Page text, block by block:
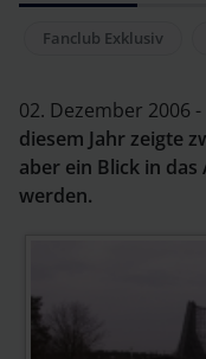
Fanclub Exklusiv
02. Dezember 2006 -
diesem Jahr zeigte
aber ein Blick in
werden.